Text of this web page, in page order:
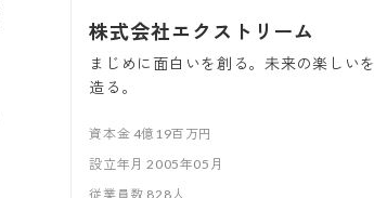
株式会社エクストリーム
まじめに面白いを創る。未来の楽しいを
造る。
資本金 4億19百万円
設立年月 2005年05月
従業員数 828 人